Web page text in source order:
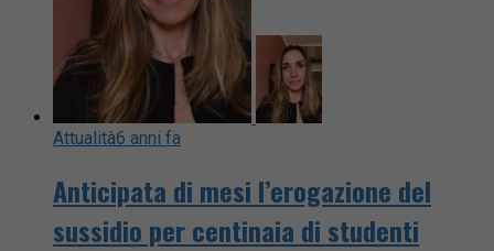
Attualità6 anni fa
Anticipata di mesi l’erogazione del
sussidio per centinaia di studenti